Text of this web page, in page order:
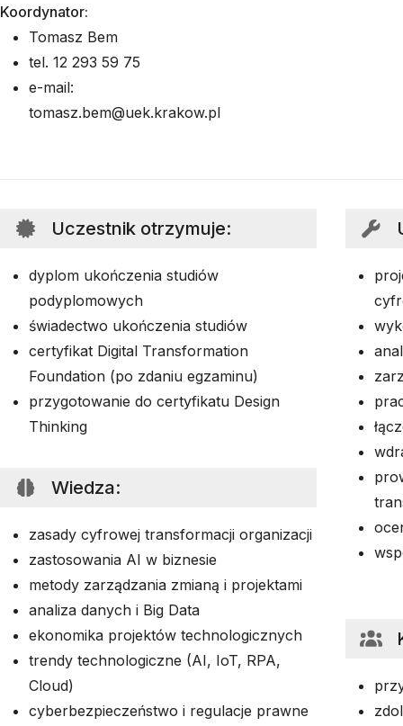
Koordynator:
Tomasz Bem
tel. 12 293 59 75
e-mail:
tomasz.bem@uek.krakow.pl
Uczestnik otrzymuje:
dyplom ukończenia studiów
podyplomowych
świadectwo ukończenia studiów
certyfikat Digital Transformation
Foundation (po zdaniu egzaminu)
przygotowanie do certyfikatu Design
Thinking
Wiedza:
zasady cyfrowej transformacji organizacji
zastosowania AI w biznesie
metody zarządzania zmianą i projektami
analiza danych i Big Data
ekonomika projektów technologicznych
trendy technologiczne (AI, IoT, RPA,
Cloud)
cyberbezpieczeństwo i regulacje prawne